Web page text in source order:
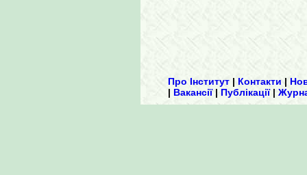
Про Інститут | Контакти |
| Вакансії| Публікації|